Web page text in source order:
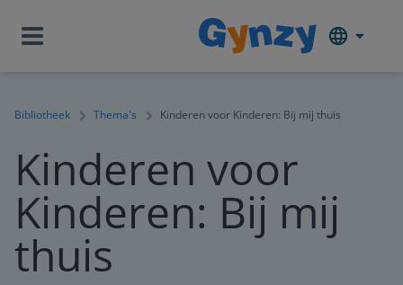
Bibliotheek Thema's Kinderen voor Kinderen: Bij mij thuis
Kinderen voor
Kinderen: Bij mij
thuis